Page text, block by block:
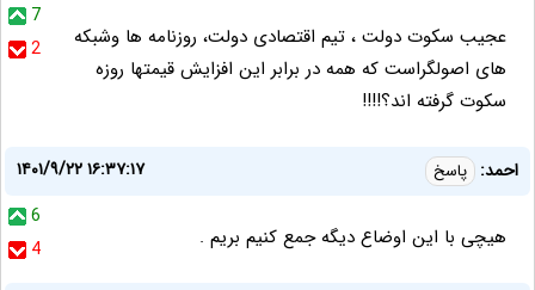
7
2
عجیب سکوت دولت ، تیم اقتصادی دولت، روزنامه ها وشبکه
های اصولگراست که همه در برابر این افزایش قیمتها روزه
سکوت گرفته اند؟!!!!
احمد: پاسخ
۱۴۰۱/۹/۲۲ ۱۶:۳۷:۱۷
6
4
هیچی با این اوضاع دیگه جمع کنیم بریم .